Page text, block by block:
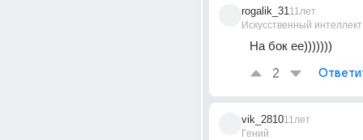
rogalik_31
Искусственный интеллект
11лет
На бок ее)))))))
2
vik_2810
Гений
11лет